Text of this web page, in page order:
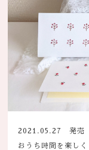
2021.05.27 発売
おうち時間を楽しく